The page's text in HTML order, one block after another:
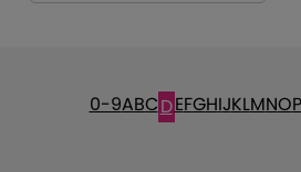
0-9ABCDEFGHIJKLMNOP